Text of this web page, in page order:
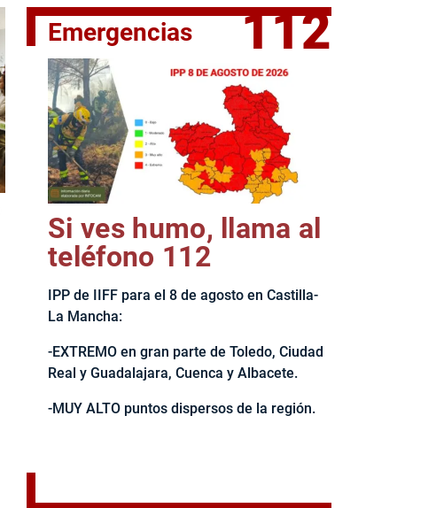
El jefe del Ejecutivo castellanomanchego, Emiliano García-
Emergencias 112
Si ves humo, llama al
teléfono 112
IPP de IIFF para el 8 de agosto en Castilla-
La Mancha:
-EXTREMO en gran parte de Toledo, Ciudad
Real y Guadalajara, Cuenca y Albacete.
-MUY ALTO puntos dispersos de la región.